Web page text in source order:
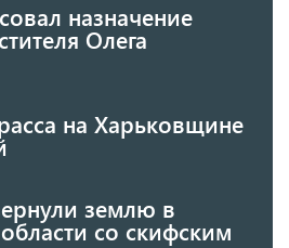
назначение
Олега
на Харьковщине
землю в
со скифским